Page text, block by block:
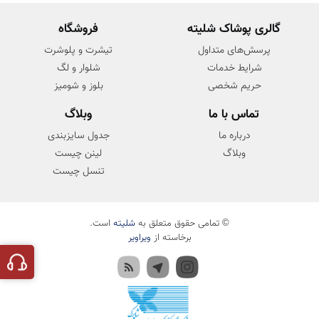
گالری پوشاک شلیته
پرسش‌های متداول
شرایط خدمات
حریم شخصی
فروشگاه
تیشرت و پلوشرت
شلوار و لگ
بلوز و شومیز
تماس با ما
درباره ما
وبلاگ
وبلاگ
جدول سایزبندی
لینن چیست
تنسل چیست
© تمامی حقوق متعلق به شلیته است.
برخاسته از ویراویر